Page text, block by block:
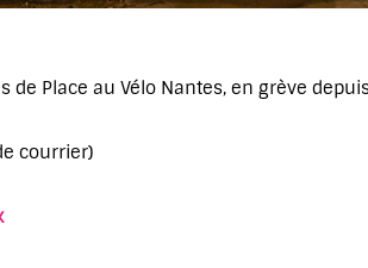
Place au Vélo Nantes, en grève
courrier)